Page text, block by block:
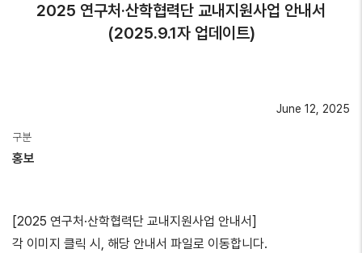
2025 연구처·산학협력단 교내지원사업 안내서
(2025.9.1자 업데이트)
June 12, 2025
구분
홍보
[2025 연구처·산학협력단 교내지원사업 안내서]
각 이미지 클릭 시, 해당 안내서 파일로 이동합니다.